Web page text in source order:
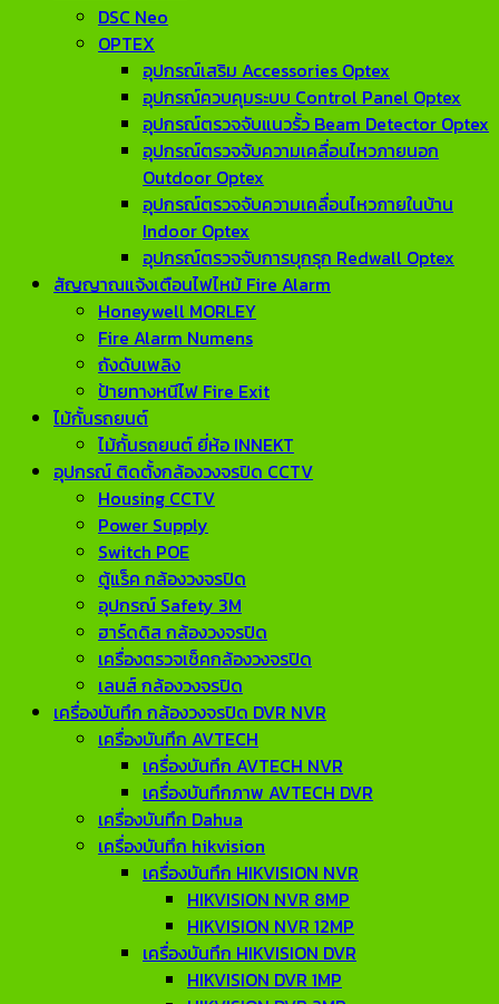
DSC Neo
OPTEX
อุปกรณ์เสริม Accessories Optex
อุปกรณ์ควบคุมระบบ Control Panel Optex
อุปกรณ์ตรวจจับแนวรั้ว Beam Detector Optex
อุปกรณ์ตรวจจับความเคลื่อนไหวภายนอก
Outdoor Optex
อุปกรณ์ตรวจจับความเคลื่อนไหวภายในบ้าน
Indoor Optex
อุปกรณ์ตรวจจับการบุกรุก Redwall Optex
สัญญาณแจ้งเตือนไฟไหม้ Fire Alarm
Honeywell MORLEY
Fire Alarm Numens
ถังดับเพลิง
ป้ายทางหนีไฟ Fire Exit
ไม้กั้นรถยนต์
ไม้กั้นรถยนต์ ยี่ห้อ INNEKT
อุปกรณ์ ติดตั้งกล้องวงจรปิด CCTV
Housing CCTV
Power Supply
Switch POE
ตู้แร็ค กล้องวงจรปิด
อุปกรณ์ Safety 3M
ฮาร์ดดิส กล้องวงจรปิด
เครื่องตรวจเช็คกล้องวงจรปิด
เลนส์ กล้องวงจรปิด
เครื่องบันทึก กล้องวงจรปิด DVR NVR
เครื่องบันทึก AVTECH
เครื่องบันทึก AVTECH NVR
เครื่องบันทึกภาพ AVTECH DVR
เครื่องบันทึก Dahua
เครื่องบันทึก hikvision
เครื่องบันทึก HIKVISION NVR
HIKVISION NVR 8MP
HIKVISION NVR 12MP
เครื่องบันทึก HIKVISION DVR
HIKVISION DVR 1MP